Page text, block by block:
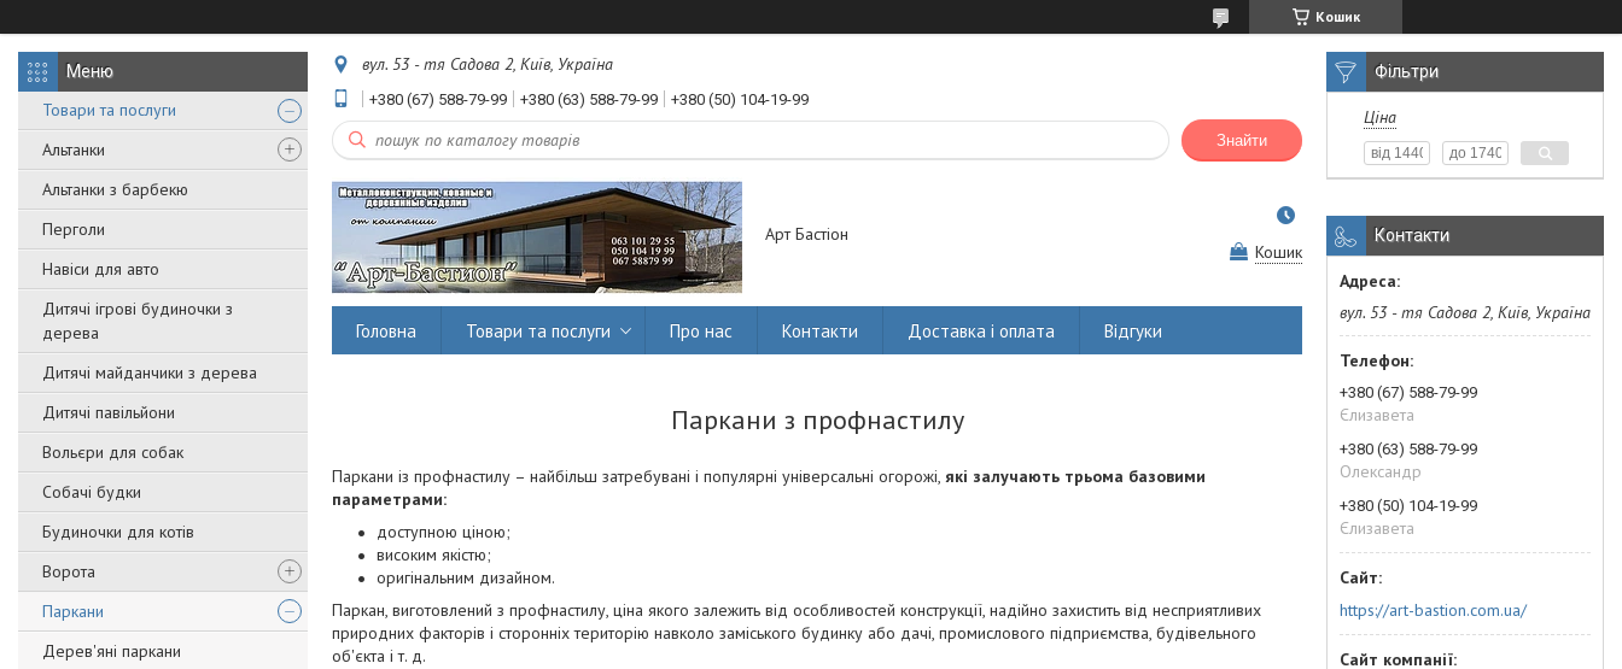
Кошик
Товари та послуги
Альтанки
Альтанки з барбекю
Перголи
Навіси для авто
Дитячі ігрові будиночки з
дерева
Дитячі майданчики з дерева
Дитячі павільйони
Вольєри для собак
Собачі будки
Будиночки для котів
Ворота
Паркани
Дерев'яні паркани
вул. 53 - тя Садова 2, Київ, Україна
+380 (67) 588-79-99 +380 (63) 588-79-99 +380 (50) 104-19-99
Знайти
Арт Бастіон
Кошик
Головна Товари та послуги Про нас Контакти Доставка і оплата Відгуки
Паркани з профнастилу
Паркани із профнастилу – найбільш затребувані і популярні універсальні огорожі, які залучають трьома базовими
параметрами:
доступною ціною;
високим якістю;
оригінальним дизайном.
Паркан, виготовлений з профнастилу, ціна якого залежить від особливостей конструкції, надійно захистить від несприятливих
природних факторів і сторонніх територію навколо заміського будинку або дачі, промислового підприємства, будівельного
об'єкта і т. д.
Фільтри
Ціна
Контакти
вул. 53 - тя Садова 2, Київ, Україна
+380 (67) 588-79-99
Єлизавета
+380 (63) 588-79-99
Олександр
+380 (50) 104-19-99
Єлизавета
https://art-bastion.com.ua/